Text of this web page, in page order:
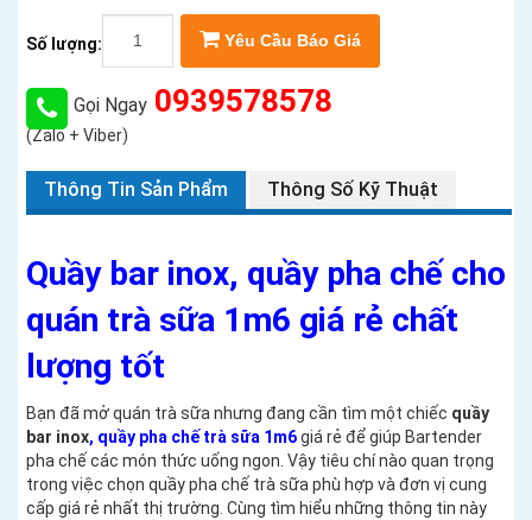
Số lượng: Yêu Cầu Báo Giá
Gọi Ngay 0939578578
(Zalo + Viber)
Thông Tin Sản Phẩm Thông Số Kỹ Thuật
Quầy bar inox, quầy pha chế cho
quán trà sữa 1m6 giá rẻ chất
lượng tốt
Bạn đã mở quán trà sữa nhưng đang cần tìm một chiếc quầy
bar inox, quầy pha chế trà sữa 1m6giá rẻ để giúp Bartender
pha chế các món thức uống ngon. Vậy tiêu chí nào quan trọng
trong việc chọn quầy pha chế trà sữa phù hợp và đơn vị cung
cấp giá rẻ nhất thị trường. Cùng tìm hiểu những thông tin này